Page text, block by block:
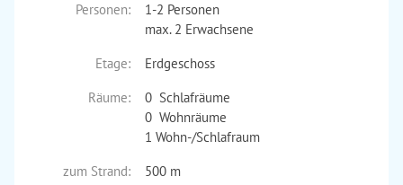
Personen:
1-2 Personen
max. 2 Erwachsene
Etage:
Erdgeschoss
Räume:
0 Schlafräume
0 Wohnräume
1 Wohn-/Schlafraum
zum Strand:
500 m